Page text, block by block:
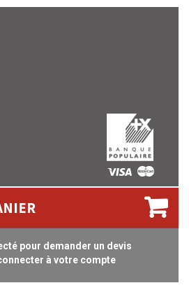
pour demander un devis
à votre compte